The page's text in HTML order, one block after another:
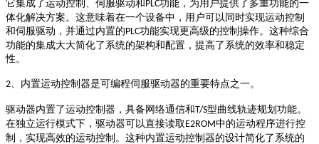
它集成了运动控制、伺服驱动和PLC功能，为用户提供了多重功能的一
体化解决方案。这意味着在一个设备中，用户可以同时实现运动控制
和伺服驱动，并通过内置的PLC功能实现更高级的控制操作。这种综合
功能的集成大大简化了系统的架构和配置，提高了系统的效率和稳定
性。
2 内置运动控制器是可编程伺服驱动器的重要特点之一。
驱动器内置了运动控制器，具备网络通信和T/S型曲线轨迹规划功能。
在独立运行模式下，驱动器可以直接读取 E2ROM中的运动程序进行控
制，实现高效的运动控制。这种内置运动控制器的设计简化了系统的